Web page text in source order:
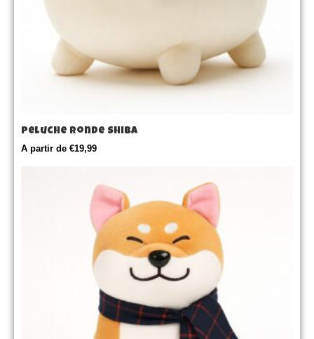
Peluche Ronde Shiba
A partir de €19,99